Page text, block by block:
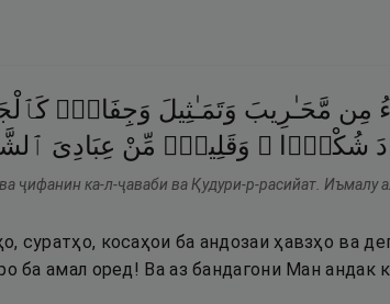
مِن مَّحَـٰرِيبَ وَتَمَـٰثِيلَ وَجِفَانٍۢ
شُكْرًۭا ۚ وَقَلِيلٌۭ مِّنْ عِبَادِىَ
ҷифанин ка-л-ҷаваби ва Қудури-р-расийат. Иъмалу
суратҳо, косаҳои ба андозаи ҳавзҳо ва
ба амал оред! Ва аз бандагони Ман андак